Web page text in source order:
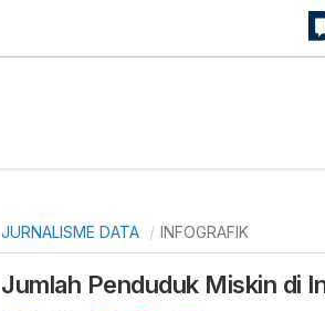
JURNALISME DATA INFOGRAFIK
Jumlah Penduduk Miskin di